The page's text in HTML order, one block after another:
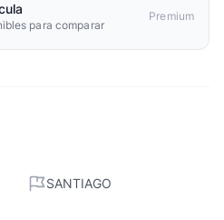
para comparar
Premium
SANTIAGO